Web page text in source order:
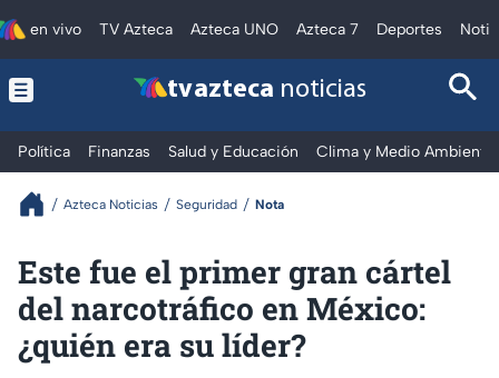
en vivo TV Azteca Azteca UNO Azteca 7 Deportes
tv azteca noticias
Política Finanzas Salud y Educación Clima y Medio Ambiente
Azteca Noticias Seguridad Nota
Este fue el primer gran cártel
del narcotráfico en México:
¿quién era su líder?